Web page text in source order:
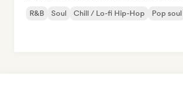
R&B Soul Chill / Lo-fi Hip-Hop Pop soul